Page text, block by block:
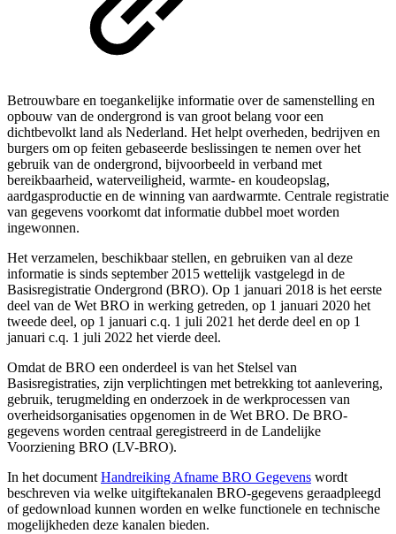
Betrouwbare en toegankelijke informatie over de samenstelling en
opbouw van de ondergrond is van groot belang voor een
dichtbevolkt land als Nederland. Het helpt overheden, bedrijven en
burgers om op feiten gebaseerde beslissingen te nemen over het
gebruik van de ondergrond, bijvoorbeeld in verband met
bereikbaarheid, waterveiligheid, warmte- en koudeopslag,
aardgasproductie en de winning van aardwarmte. Centrale registratie
van gegevens voorkomt dat informatie dubbel moet worden
ingewonnen.
Het verzamelen, beschikbaar stellen, en gebruiken van al deze
informatie is sinds september 2015 wettelijk vastgelegd in de
Basisregistratie Ondergrond (BRO). Op 1 januari 2018 is het eerste
deel van de Wet BRO in werking getreden, op 1 januari 2020 het
tweede deel, op 1 januari c.q. 1 juli 2021 het derde deel en op 1
januari c.q. 1 juli 2022 het vierde deel.
Omdat de BRO een onderdeel is van het Stelsel van
Basisregistraties, zijn verplichtingen met betrekking tot aanlevering,
gebruik, terugmelding en onderzoek in de werkprocessen van
overheidsorganisaties opgenomen in de Wet BRO. De BRO-
gegevens worden centraal geregistreerd in de Landelijke
Voorziening BRO (LV-BRO).
In het document Handreiking Afname BRO Gegevens wordt
beschreven via welke uitgiftekanalen BRO-gegevens geraadpleegd
of gedownload kunnen worden en welke functionele en technische
mogelijkheden deze kanalen bieden.